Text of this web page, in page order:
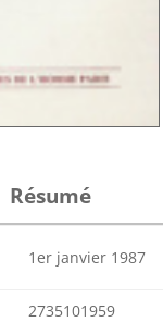
Résumé
1er janvier 1987
2735101959